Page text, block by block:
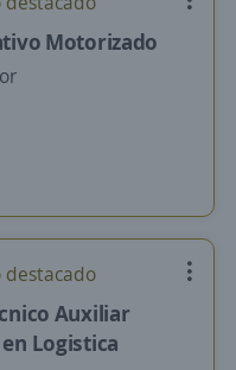
Motorizado
destacado
Auxiliar
Logistica